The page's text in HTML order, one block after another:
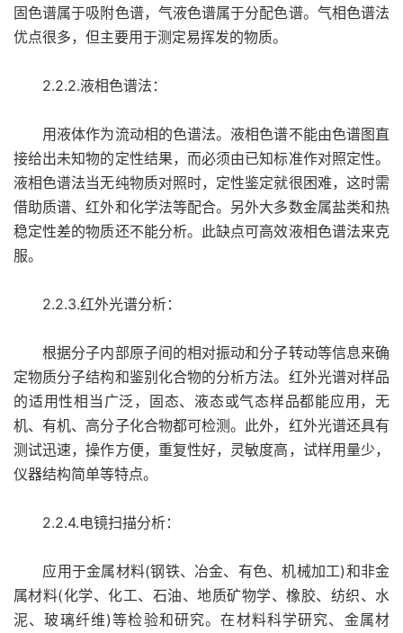
固色谱属于吸附色谱，气液色谱属于分配色谱。气相色谱法
优点很多，但主要用于测定易挥发的物质。
2.2.2.液相色谱法：
用液体作为流动相的色谱法。液相色谱不能由色谱图直
接给出未知物的定性结果，而必须由已知标准作对照定性。
液相色谱法当无纯物质对照时，定性鉴定就很困难，这时需
借助质谱、红外和化学法等配合。另外大多数金属盐类和热
稳定性差的物质还不能分析。此缺点可高效液相色谱法来克
服。
2.2.3.红外光谱分析：
根据分子内部原子间的相对振动和分子转动等信息来确
定物质分子结构和鉴别化合物的分析方法。红外光谱对样品
的适用性相当广泛，固态、液态或气态样品都能应用，无
机、有机、高分子化合物都可检测。此外，红外光谱还具有
测试迅速，操作方便，重复性好，灵敏度高，试样用量少，
仪器结构简单等特点。
2.2.4.电镜扫描分析：
应用于金属材料(钢铁、冶金、有色、机械加工)和非金
属材料(化学、化工、石油、地质矿物学、橡胶、纺织、水
泥、玻璃纤维)等检验和研究。在材料科学研究、金属材